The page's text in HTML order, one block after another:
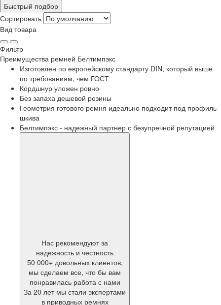
Быстрый подбор
Сортировать
Вид товара
Фильтр
Преимущества ремней Белтимпэкс
Изготовлен по европейскому стандарту DIN, который выше
по требованиям, чем ГОСТ
Кордшнур уложен ровно
Без запаха дешевой резины
Геометрия готового ремня идеально подходит под профиль
шкива
Белтимпэкс - надежный партнер с безупречной репутацией
Нас рекомендуют за
надежность и честность
50 000+ довольных клиентов,
мы сделаем все, что бы вам
понравилась работа с нами
За 20 лет мы стали экспертами
в приводных ремнях